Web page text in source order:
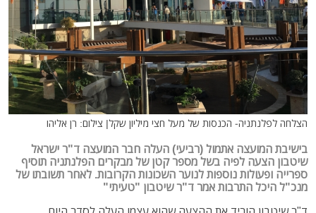
הצלחה לפלנתניה- הכנסות של מעל חצי מיליון שקל| צילום: רן אליהו
בישיבת המועצה אתמול (רביעי) העלה חבר המועצה ד"ר ישראל
שיטבון הצעה לפיה בשל מספר קטן של מבקרים הפלנתניה תוסיף
ספרייה ופעולות נוספות לנוער השכונות הקרובות. לאחר תשובתו של
מנכ"ל היכל התרבות אמר ד"ר שיטבון "טעיתי"